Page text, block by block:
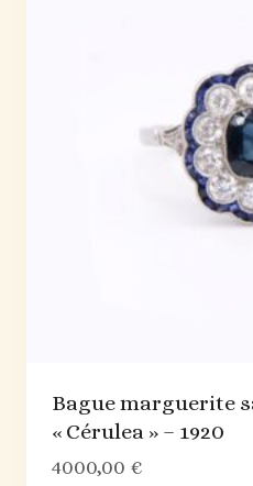
Bague marguerite
« Cérulea » – 1920
4000,00 €